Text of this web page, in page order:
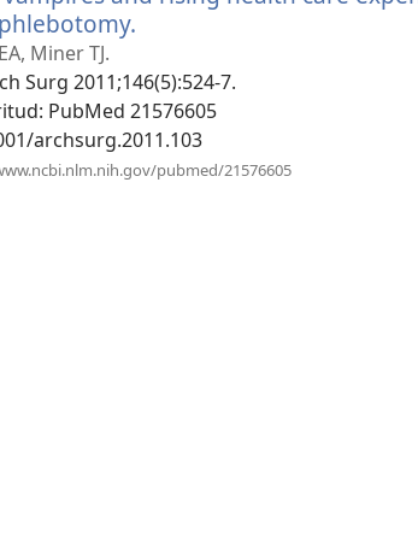
akna)
Miner TJ.
Surg 2011;146(5):524-7.
‎: PubMed 21576605
archsurg.2011.103
pubmed/21576605